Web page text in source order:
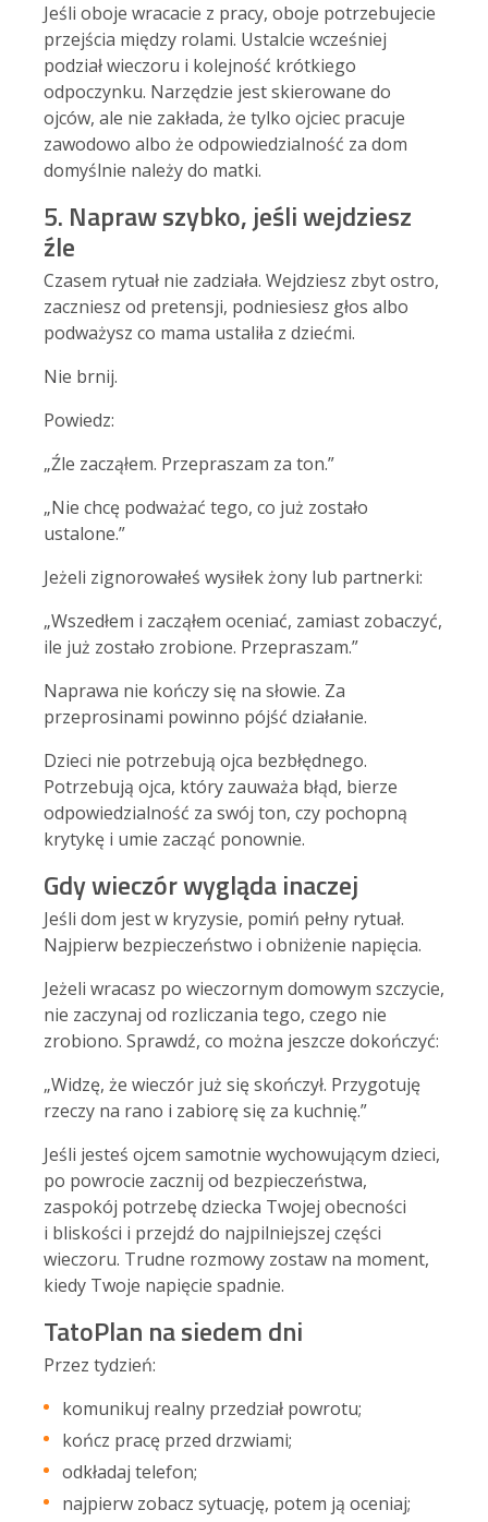
Jeśli oboje wracacie z pracy, oboje potrzebujecie
przejścia między rolami. Ustalcie wcześniej
podział wieczoru i kolejność krótkiego
odpoczynku. Narzędzie jest skierowane do
ojców, ale nie zakłada, że tylko ojciec pracuje
zawodowo albo że odpowiedzialność za dom
domyślnie należy do matki.
5. Napraw szybko, jeśli wejdziesz
źle
Czasem rytuał nie zadziała. Wejdziesz zbyt ostro,
zaczniesz od pretensji, podniesiesz głos albo
podważysz co mama ustaliła z dziećmi.
Nie brnij.
Powiedz:
„Źle zacząłem. Przepraszam za ton.”
„Nie chcę podważać tego, co już zostało
ustalone.”
Jeżeli zignorowałeś wysiłek żony lub partnerki:
„Wszedłem i zacząłem oceniać, zamiast zobaczyć,
ile już zostało zrobione. Przepraszam.”
Naprawa nie kończy się na słowie. Za
przeprosinami powinno pójść działanie.
Dzieci nie potrzebują ojca bezbłędnego.
Potrzebują ojca, który zauważa błąd, bierze
odpowiedzialność za swój ton, czy pochopną
krytykę i umie zacząć ponownie.
Gdy wieczór wygląda inaczej
Jeśli dom jest w kryzysie, pomiń pełny rytuał.
Najpierw bezpieczeństwo i obniżenie napięcia.
Jeżeli wracasz po wieczornym domowym szczycie,
nie zaczynaj od rozliczania tego, czego nie
zrobiono. Sprawdź, co można jeszcze dokończyć:
„Widzę, że wieczór już się skończył. Przygotuję
rzeczy na rano i zabiorę się za kuchnię.”
Jeśli jesteś ojcem samotnie wychowującym dzieci,
po powrocie zacznij od bezpieczeństwa,
zaspokój potrzebę dziecka Twojej obecności
i bliskości i przejdź do najpilniejszej części
wieczoru. Trudne rozmowy zostaw na moment,
kiedy Twoje napięcie spadnie.
TatoPlan na siedem dni
Przez tydzień:
komunikuj realny przedział powrotu;
kończ pracę przed drzwiami;
odkładaj telefon;
najpierw zobacz sytuację, potem ją oceniaj;